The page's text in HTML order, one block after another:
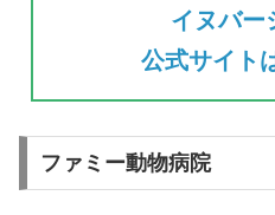
イヌバー
公式サイト
ファミー動物病院